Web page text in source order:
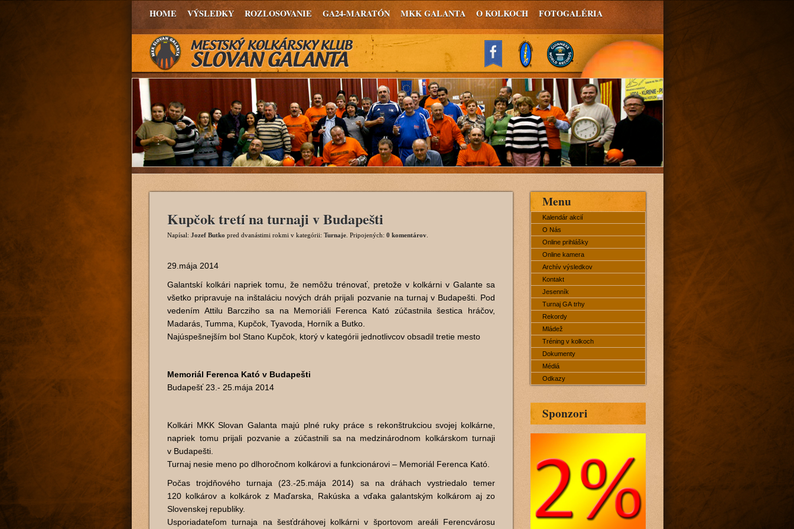
HOME VÝSLEDKY ROZLOSOVANIE GA24-MARATÓN MKK GALANTA O KOLKOCH FOTOGALÉRIA
Kupčok tretí na turnaji v Budapešti
Napísal: Jozef Butko pred dvanástimi rokmi v kategórii: Turnaje . Pripojených: 0 komentárov
29.mája 2014
Galantskí kolkári napriek tomu, že nemôžu trénovať, pretože v kolkárni v Galante sa
všetko pripravuje na inštaláciu nových dráh prijali pozvanie na turnaj v Budapešti. Pod
vedením Attilu Barcziho sa na Memoriáli Ferenca Kató zúčastnila šestica hráčov,
Madarás, Tumma, Kupčok, Tyavoda, Horník a Butko.
Najúspešnejším bol Stano Kupčok, ktorý v kategórii jednotlivcov obsadil tretie mesto
Memoriál Ferenca Kató v Budapešti
Budapešť 23.- 25.mája 2014
Kolkári MKK Slovan Galanta majú plné ruky práce s rekonštrukciou svojej kolkárne,
napriek tomu prijali pozvanie a zúčastnili sa na medzinárodnom kolkárskom turnaji
v Budapešti.
Turnaj nesie meno po dlhoročnom kolkárovi a funkcionárovi – Memoriál Ferenca Kató.
Počas trojdňového turnaja (23.-25.mája 2014) sa na dráhach vystriedalo temer
120 kolkárov a kolkárok z Maďarska, Rakúska a vďaka galantským kolkárom aj zo
Slovenskej republiky.
Usporiadateľom turnaja na šesťdráhovej kolkárni v športovom areáli Ferencvárosu
Menu
Kalendár akcií
O Nás
Online prihlášky
Online kamera
Archív výsledkov
Kontakt
Jesenník
Turnaj GA trhy
Rekordy
Mládež
Tréning v kolkoch
Dokumenty
Médiá
Odkazy
Sponzori